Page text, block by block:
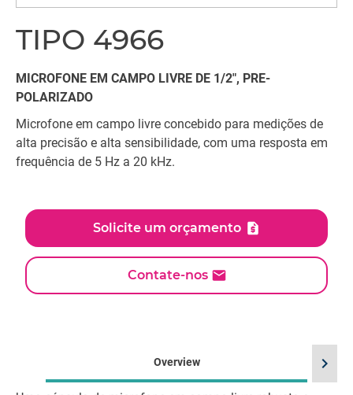
TIPO 4966
MICROFONE EM CAMPO LIVRE DE 1/2", PRE-
POLARIZADO
Microfone em campo livre concebido para medições de
alta precisão e alta sensibilidade, com uma resposta em
frequência de 5 Hz a 20 kHz.
Solicite um orçamento
Contate-nos
Overview chevron_right